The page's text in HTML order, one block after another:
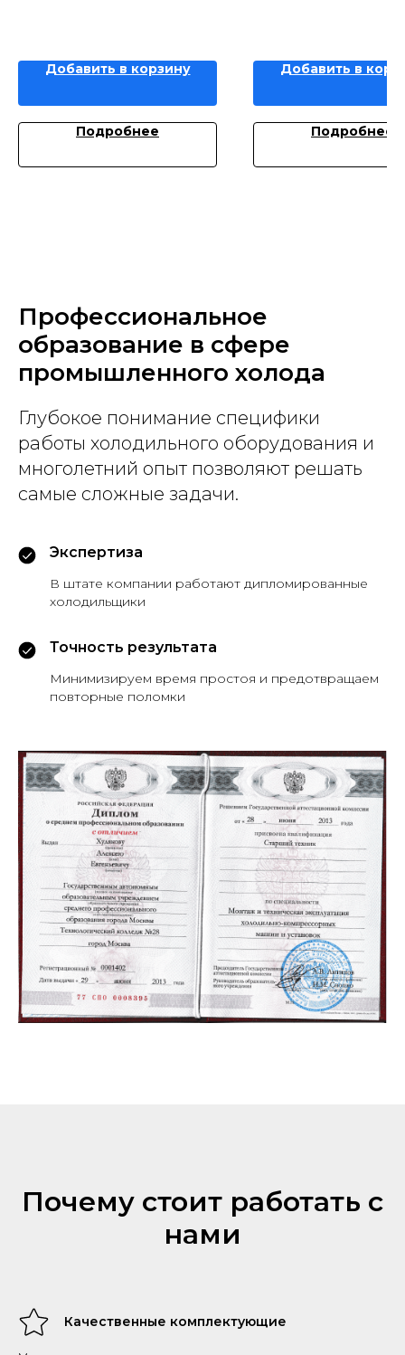
Добавить в корзину
Подробнее
Добавить в
Подробнее
Профессиональное
образование в сфере
промышленного холода
Глубокое понимание специфики
работы холодильного оборудования и
многолетний опыт позволяют решать
самые сложные задачи.
Экспертиза
В штате компании работают дипломированные
холодильщики
Точность результата
Минимизируем время простоя и предотвращаем
повторные поломки
Почему стоит работать с
нами
Качественные комплектующие